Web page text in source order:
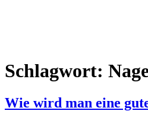
Schlagwort:
Wie wird man eine